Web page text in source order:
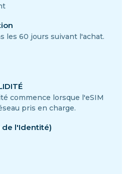
les 60 jours suivant l'achat.
commence lorsque l'eSIM
pris en charge.
de l'Identité)